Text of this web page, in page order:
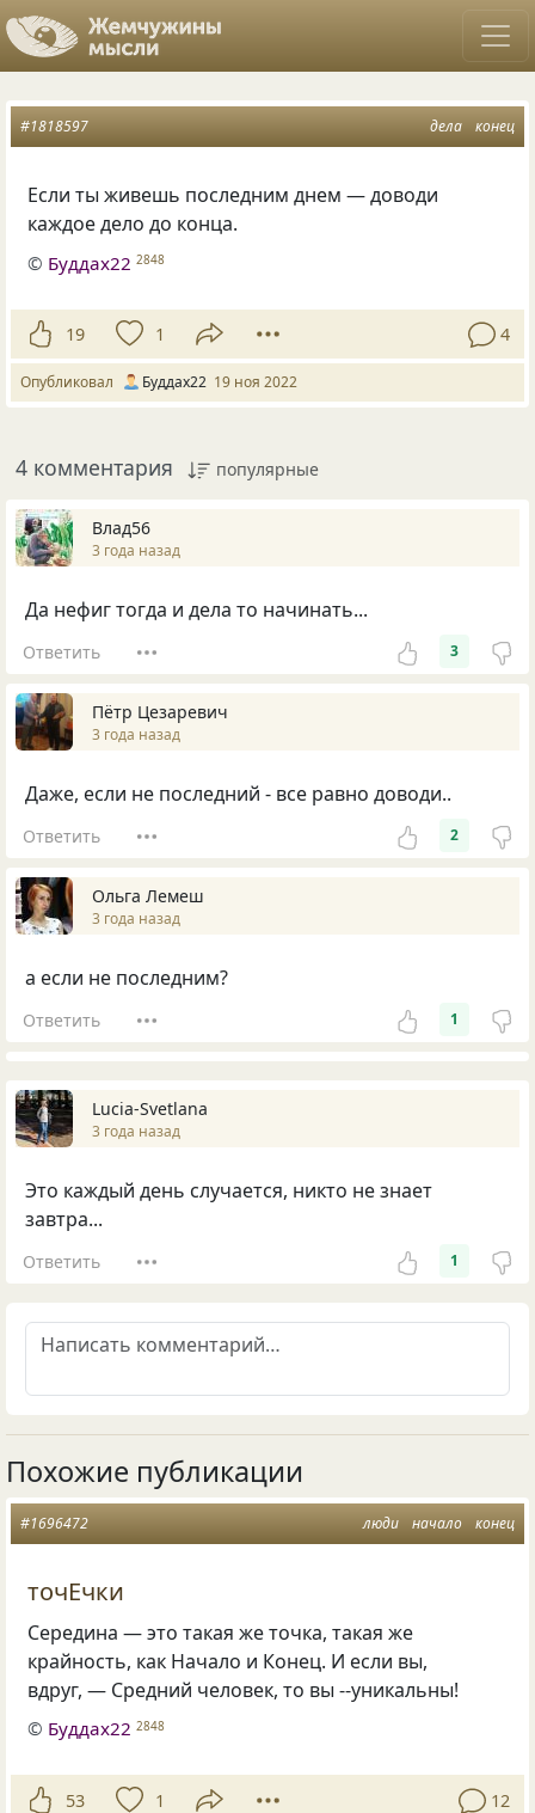
дела конец
#1818597
Если ты живешь последним днем — доводи
каждое дело до конца.
© Буддах22 2848
19 1 4
Опубликовал Буддах22 19 ноя 2022
4 комментария популярные
Влад56
3 года назад
Да нефиг тогда и дела то начинать...
Ответить 3
Пётр Цезаревич
3 года назад
Даже, если не последний - все равно доводи..
Ответить 2
Ольга Лемеш
3 года назад
а если не последним?
Ответить 1
Lucia-Svetlana
3 года назад
Это каждый день случается, никто не знает
завтра...
Ответить 1
Похожие публикации
люди начало конец
#1696472
точЕчки
Середина — это такая же точка, такая же
крайность, как Начало и Конец. И если вы,
вдруг, — Средний человек, то вы --уникальны!
© Буддах22 2848
53 1 12